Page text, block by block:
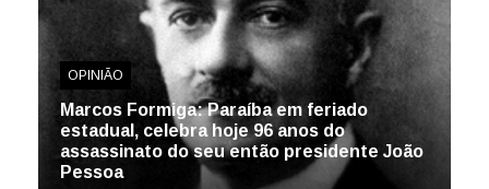
OPINIÃO
Marcos Formiga: Paraíba em feriado
estadual, celebra hoje 96 anos do
assassinato do seu então presidente João
Pessoa